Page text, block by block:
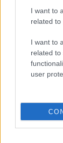
I want to
related to
I want to
related to
user
Ο